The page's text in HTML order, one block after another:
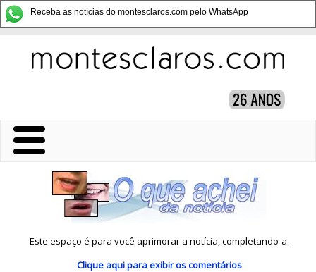
Receba as notícias do montesclaros.com pelo WhatsApp
Este espaço é para você aprimorar a notícia, completando-a.
Clique aquipara exibir os comentários